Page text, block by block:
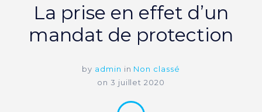
La prise en effet d’un
mandat de protection
by admin in Non classé
on 3 juillet 2020